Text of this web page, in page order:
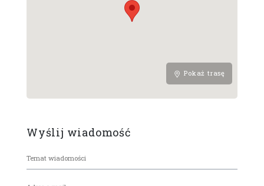
Pokaż trasę
Wyślij wiadomość